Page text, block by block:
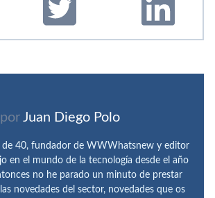
por Juan Diego Polo
de 40, fundador de WWWhatsnew y editor
en el mundo de la tecnología desde el año
no he parado un minuto de prestar
novedades del sector, novedades que os